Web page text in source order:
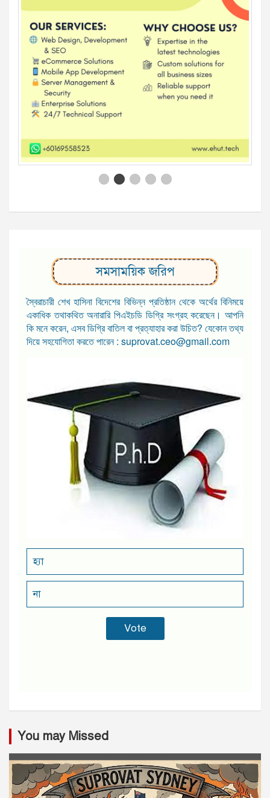
সমসাময়িক জরিপ
স্বৈরাচারী শেখ হাসিনা বিদেশের বিভিন্ন প্রতিষ্ঠান থেকে অর্থের বিনিময়ে
একাধিক তথাকথিত অনারারি পিএইচডি ডিগ্রি সংগ্রহ করেছেন। আপনি
কি মনে করেন, এসব ডিগ্রি বাতিল বা প্রত্যাহার করা উচিত? যেকোন তথ্য
দিয়ে সহযোগিতা করতে পারেন : suprovat.ceo@gmail.com
হ্যা
না
You may Missed